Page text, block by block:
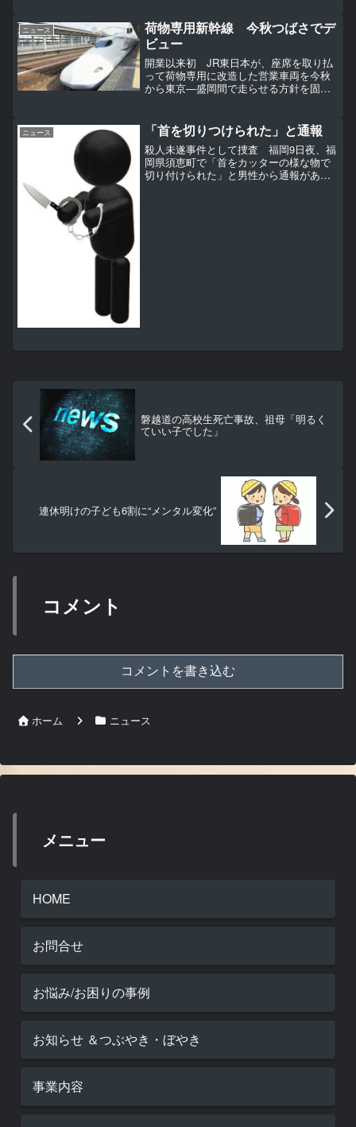
ニュース
荷物専用新幹線 今秋つばさでデ
ビュー
開業以来初 JR東日本が、座席を取り払
って荷物専用に改造した営業車両を今秋
から東京―盛岡間で走らせる方針を固め
輸送力アップを目指す。荷物専用の新幹
線車両が走るのは、1...
ニュース 「首を切りつけられた」と通報
殺人未遂事件として捜査 福岡9日夜、福
岡県須恵町で「首をカッターの様な物で
切り付けられた」と男性から通報があり
磐越道の高校生死亡事故、祖母「明るく
ていい子でした」
連休明けの子ども6割に“メンタル変化”
コメント
コメントを書き込む
ホーム ニュース
メニュー
HOME
お問合せ
お悩み/お困りの事例
お知らせ ＆つぶやき・ぼやき
事業内容